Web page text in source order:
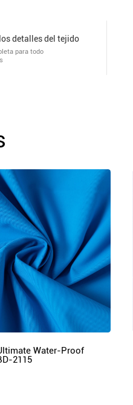
detalles del tejido
para todo
Water-Proof
2115